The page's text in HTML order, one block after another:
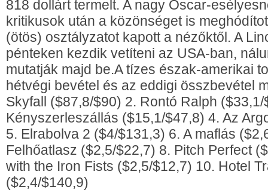
818 dollárt termelt. A nagy Oscar-
kritikusok után a közönséget is
(ötös) osztályzatot kapott a nézőktől. A
pénteken kezdik vetíteni az USA-ban,
mutatják majd be.A tízes észak-amerikai
hétvégi bevétel és az eddigi összbevétel
Skyfall ($87,8/$90) 2. Rontó Ralph ($33,1/
Kényszerleszállás ($15,1/$47,8) 4. Az
5. Elrabolva 2 ($4/$131,3) 6. A maflás
Felhőatlasz ($2,5/$22,7) 8. Pitch Perfect
with the Iron Fists ($2,5/$12,7) 10. Hotel
($2,4/$140,9)